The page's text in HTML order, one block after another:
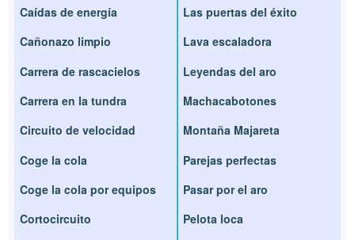
Caídas de energía
Cañonazo limpio
Carrera de rascacielos
Carrera en la tundra
Circuito de velocidad
Coge la cola
Coge la cola por equipos
Cortocircuito
Las puertas del éxito
Lava escaladora
Leyendas del aro
Machacabotones
Montaña Majareta
Parejas perfectas
Pasar por el aro
Pelota loca